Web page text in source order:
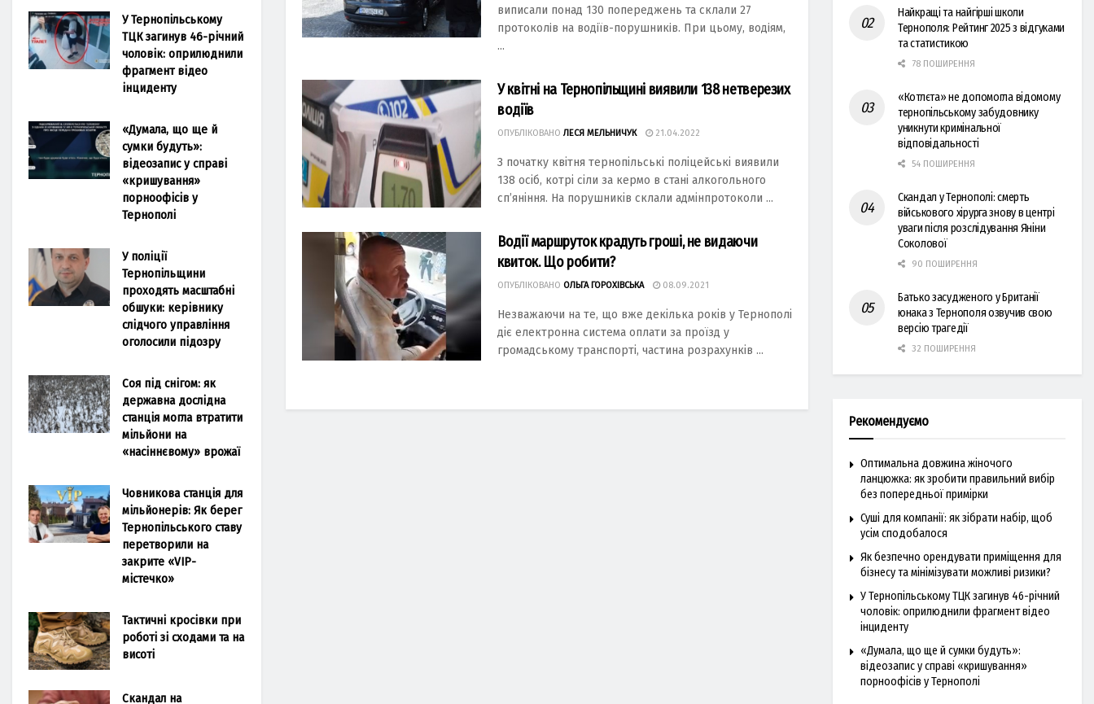
виписали понад 130 попереджень та склали 27
протоколiв на водiїв-порушникiв. При цьому, водiям,
...
У квітні на Тернопільщині виявили 138 нетверезих
водіїв
ОПУБЛІКОВАНО ЛЕСЯ МЕЛЬНИЧУК 21.04.2022
З початку квітня тернопільські поліцейські виявили
138 осіб, котрі сіли за кермо в стані алкогольного
сп’яніння. На порушників склали адмінпротоколи ...
Водії маршруток крадуть гроші, не видаючи
квиток. Що робити?
ОПУБЛІКОВАНО ОЛЬГА ГОРОХІВСЬКА 08.09.2021
Незважаючи на те, що вже декілька років у Тернополі
діє електронна система оплати за проїзд у
громадському транспорті, частина розрахунків ...
У Тернопільському
ТЦК загинув 46-річний
чоловік: оприлюднили
фрагмент відео
інциденту
«Думала, що ще й
сумки будуть»:
відеозапис у справі
«кришування»
порноофісів у
Тернополі
У поліції
Тернопільщини
проходять масштабні
обшуки: керівнику
слідчого управління
оголосили підозру
Соя під снігом: як
державна дослідна
станція могла втратити
мільйони на
«насіннєвому» врожаї
Човникова станція для
мільйонерів: Як берег
Тернопільського ставу
перетворили на
закрите «VIP-
містечко»
Тактичні кросівки при
роботі зі сходами та на
висоті
Скандал на
Найкращі та найгірші школи
Тернополя: Рейтинг 2025 з відгуками
та статистикою
78 ПОШИРЕННЯ
«Котлєта» не допомогла відомому
тернопільському забудовнику
уникнути кримінальної
відповідальності
54 ПОШИРЕННЯ
Скандал у Тернополі: смерть
військового хірурга знову в центрі
уваги після розслідування Яніни
Соколової
90 ПОШИРЕННЯ
Батько засудженого у Британії
юнака з Тернополя озвучив свою
версію трагедії
32 ПОШИРЕННЯ
Рекомендуємо
Оптимальна довжина жіночого
ланцюжка: як зробити правильний вибір
без попередньої примірки
Суші для компанії: як зібрати набір, щоб
усім сподобалося
Як безпечно орендувати приміщення для
бізнесу та мінімізувати можливі ризики?
У Тернопільському ТЦК загинув 46-річний
чоловік: оприлюднили фрагмент відео
інциденту
«Думала, що ще й сумки будуть»:
відеозапис у справі «кришування»
порноофісів у Тернополі